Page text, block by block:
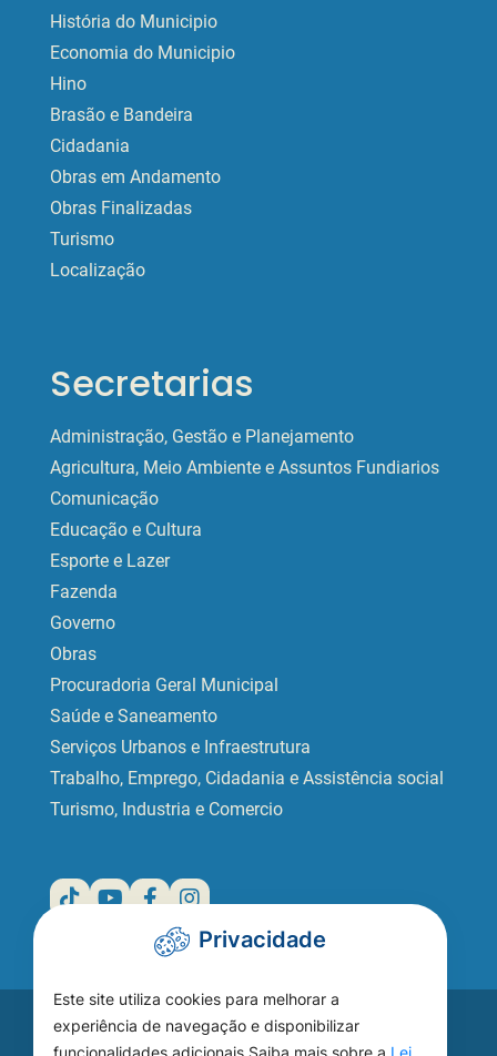
História do Municipio
Economia do Municipio
Hino
Brasão e Bandeira
Cidadania
Obras em Andamento
Obras Finalizadas
Turismo
Localização
Secretarias
Administração, Gestão e Planejamento
Agricultura, Meio Ambiente e Assuntos Fundiarios
Comunicação
Educação e Cultura
Esporte e Lazer
Fazenda
Governo
Obras
Procuradoria Geral Municipal
Saúde e Saneamento
Serviços Urbanos e Infraestrutura
Trabalho, Emprego, Cidadania e Assistência social
Turismo, Industria e Comercio
Acesse seu
Privacidade
Este site utiliza cookies para melhorar a
experiência de navegação e disponibilizar
funcionalidades adicionais Saiba mais sobre a Lei